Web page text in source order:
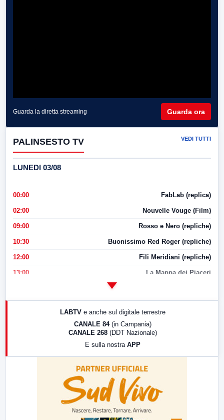
Guarda la diretta streaming Guarda ora
PALINSESTO TV VEDI TUTTI
LUNEDI 03/08
00:00 FabLab (replica)
02:00 Nouvelle Vouge (Film)
09:00 Rosso e Nero (repliche)
10:30 Buonissimo Red Roger (repliche)
12:00 Fili Meridiani (repliche)
13:00 La Mappa dei Piaceri
LABTV e anche sul digitale terrestre
CANALE 84 (in Campania)
CANALE 268 (DDT Nazionale)
E sulla nostra APP